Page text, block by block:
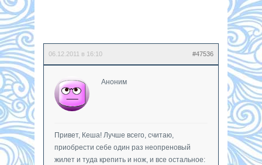
06.12.2011 в 16:10 #47536
Аноним
Привет, Кеша! Лучше всего, считаю,
приобрести себе один раз неопреновый
жилет и туда крепить и нож, и все остальное: